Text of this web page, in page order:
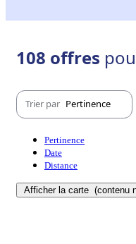
108 offres
Trier par Pertinence
Pertinence
Date
Distance
Afficher la carte (contenu